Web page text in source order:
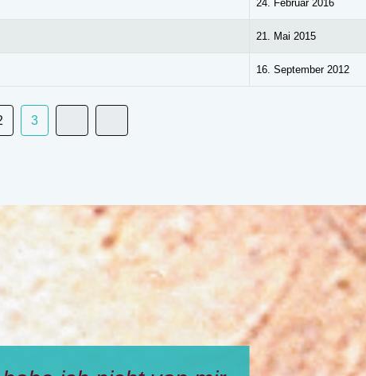
24. Februar 2016
21. Mai 2015
16. September 2012
3
ich nicht von mir,
wollte, dass ich doch
– Das ist ja wunderlich: